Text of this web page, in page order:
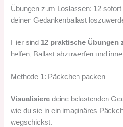
Übungen zum Loslassen: 12
deinen Gedankenballast
Hier sind 12 praktische Übungen
helfen, Ballast abzuwerfen und
Methode 1: Päckchen packen
Visualisiere deine belastenden
wie du sie in ein imaginäres
wegschickst.